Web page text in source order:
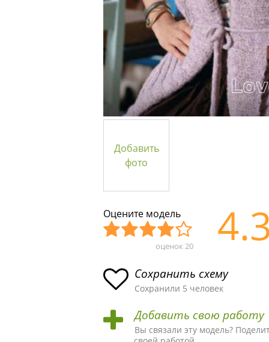
Добавить
фото
Оцените модель
асн
ая
ма
пло
хая
ма
ыч
ная
ма
Хор
ая
ма
Отл
ая
ма!
оценок 20 4.3
Сохранить схему
Сохранили 5 человек
Добавить свою работу
Вы связали эту модель?